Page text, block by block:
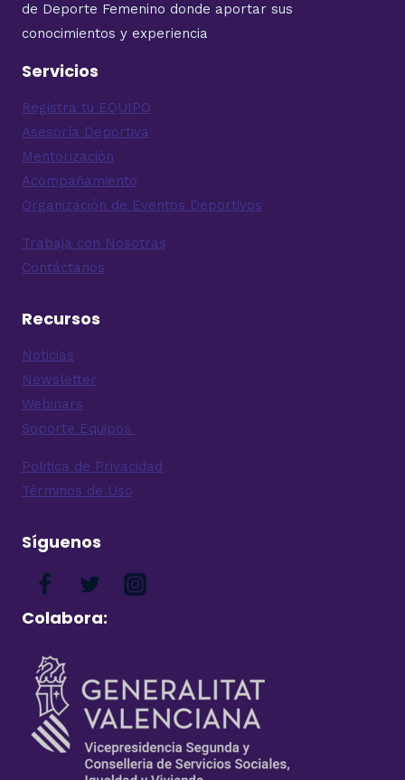
de Deporte Femenino donde aportar sus
conocimientos y experiencia
Servicios
Registra tu EQUIPO
Asesoría Deportiva
Mentorización
Acompañamiento
Organización de Eventos Deportivos
Trabaja con Nosotras
Contáctanos
Recursos
Noticias
Newsletter
Webinars
Soporte Equipos
Politica de Privacidad
Términos de Uso
Síguenos
Colabora: